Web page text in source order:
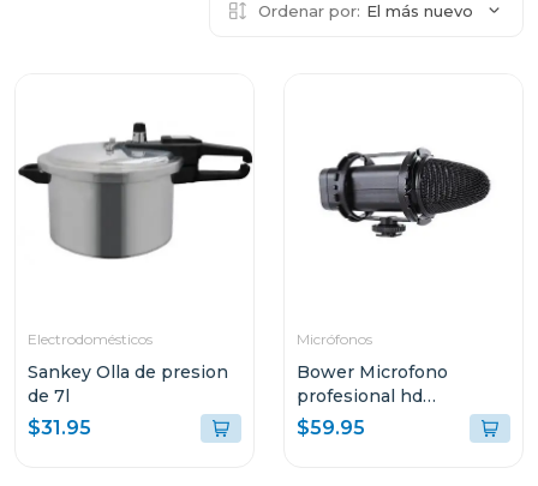
Ordenar por: El más nuevo
Electrodomésticos
Sankey Olla de presion
de 7l
$31.95
Micrófonos
Bower Microfono
profesional hd
broadcast
$59.95